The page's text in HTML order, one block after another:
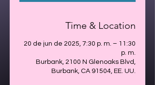
Time & Location
20 de jun de 2025, 7:30 p. m. – 11:30
p. m.
Burbank, 2100 N Glenoaks Blvd,
Burbank, CA 91504, EE. UU.